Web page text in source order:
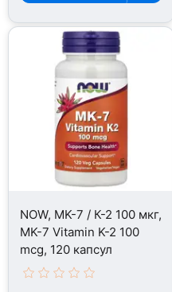
NOW, MK-7 / К-2 100 мкг,
MK-7 Vitamin K-2 100
mcg, 120 капсул